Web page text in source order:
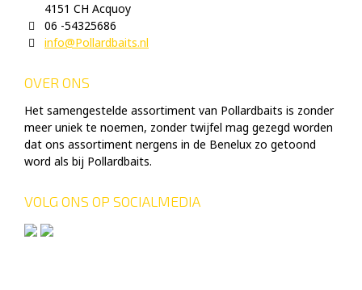
4151 CH Acquoy
06 -54325686
info@Pollardbaits.nl
OVER ONS
Het samengestelde assortiment van Pollardbaits is zonder
meer uniek te noemen, zonder twijfel mag gezegd worden
dat ons assortiment nergens in de Benelux zo getoond
word als bij Pollardbaits.
VOLG ONS OP SOCIALMEDIA